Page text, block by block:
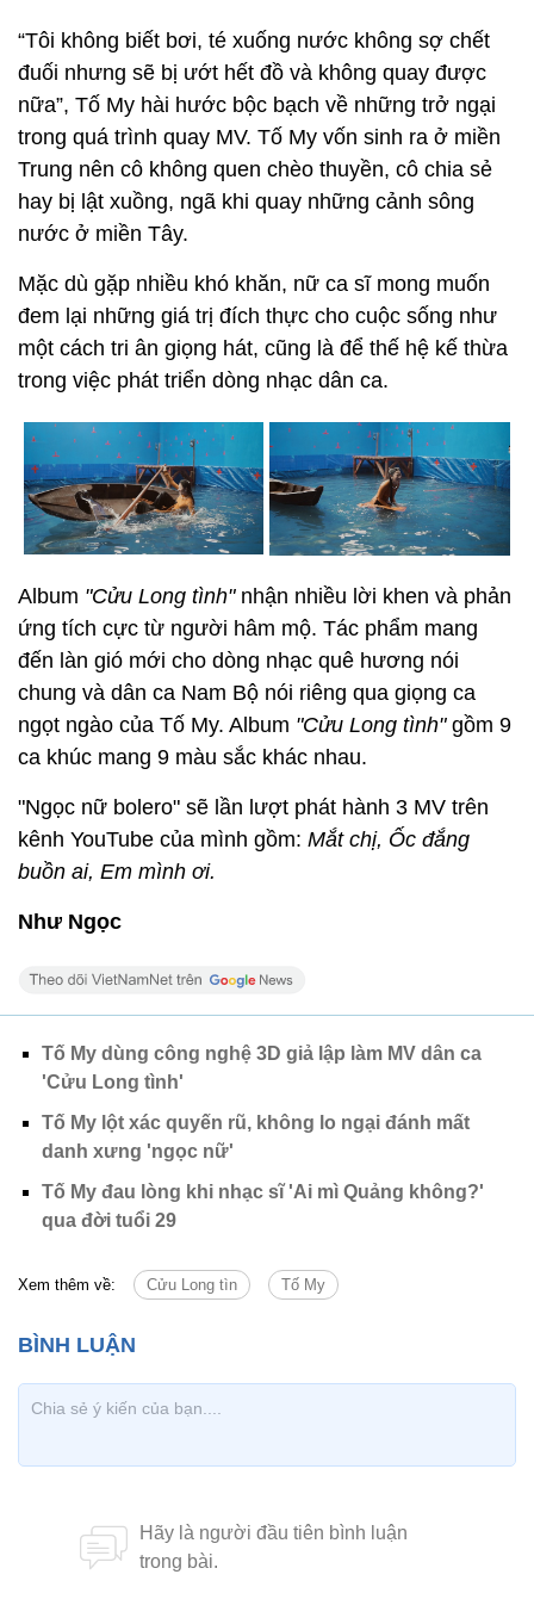
“Tôi không biết bơi, té xuống nước không sợ chết
đuối nhưng sẽ bị ướt hết đồ và không quay được
nữa”, Tố My hài hước bộc bạch về những trở ngại
trong quá trình quay MV. Tố My vốn sinh ra ở miền
Trung nên cô không quen chèo thuyền, cô chia sẻ
hay bị lật xuồng, ngã khi quay những cảnh sông
nước ở miền Tây.
Mặc dù gặp nhiều khó khăn, nữ ca sĩ mong muốn
đem lại những giá trị đích thực cho cuộc sống như
một cách tri ân giọng hát, cũng là để thế hệ kế thừa
trong việc phát triển dòng nhạc dân ca.
Album "Cửu Long tình"nhận nhiều lời khen và phản
ứng tích cực từ người hâm mộ. Tác phẩm mang
đến làn gió mới cho dòng nhạc quê hương nói
chung và dân ca Nam Bộ nói riêng qua giọng ca
ngọt ngào của Tố My. Album "Cửu Long tình" gồm 9
ca khúc mang 9 màu sắc khác nhau.
"Ngọc nữ bolero" sẽ lần lượt phát hành 3 MV trên
kênh YouTube của mình gồm: Mắt chị, Ốc đắng
buồn ai, Em mình ơi.
Như Ngọc
Tố My dùng công nghệ 3D giả lập làm MV dân ca
'Cửu Long tình'
Tố My lột xác quyến rũ, không lo ngại đánh mất
danh xưng 'ngọc nữ'
Tố My đau lòng khi nhạc sĩ 'Ai mì Quảng không?'
qua đời tuổi 29
Xem thêm về: Cửu Long tìn Tố My